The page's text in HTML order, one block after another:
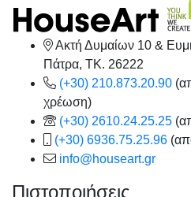
Ακτή Δυμαίων 10 &
Πάτρα, TK. 26222
(+30) 210.873.20.90
χρέωση)
(+30) 2610.24.25.25
(+30) 6936.75.25.96
info@houseart.gr
Πιστοποιήσεις